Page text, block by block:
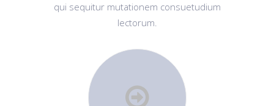
qui sequitur mutationem consuetudium
lectorum.